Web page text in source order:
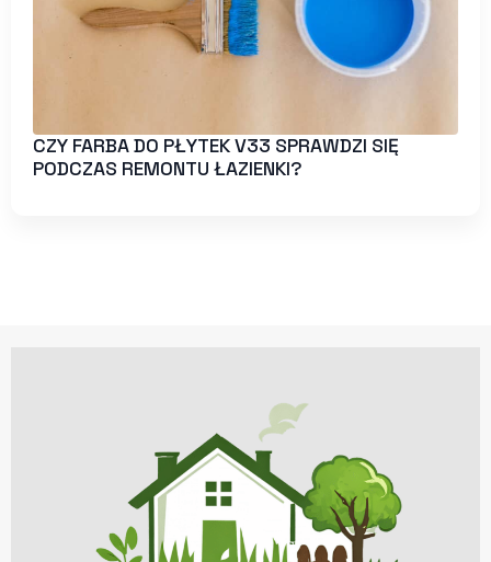
CZY FARBA DO PŁYTEK V33 SPRAWDZI SIĘ
PODCZAS REMONTU ŁAZIENKI?